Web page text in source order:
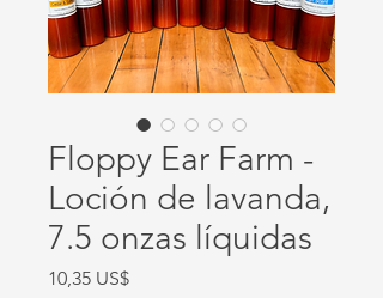
Floppy Ear Farm -
Loción de lavanda,
7.5 onzas líquidas
10,35 US$Precio